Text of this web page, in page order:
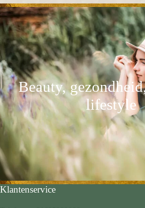
Beauty,
lifestyle
Klantenservice